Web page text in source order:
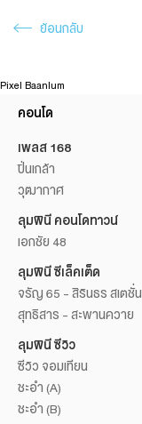
ย้อนกลับ
Pixel Baanlum
คอนโด
เพลส 168
ปิ่นเกล้า
วุฒากาศ
ลุมพินี คอนโดทาวน์
เอกชัย 48
ลุมพินี ซีเล็คเต็ด
จรัญ 65 - สิรินธร สเตชั่น
สุทธิสาร - สะพานควาย
ลุมพินี ซีวิว
ซีวิว จอมเทียน
ชะอำ (A)
ชะอำ (B)